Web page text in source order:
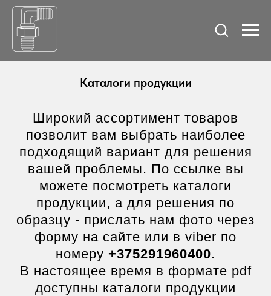
Каталоги продукции
Широкий ассортимент товаров
позволит вам выбрать наиболее
подходящий вариант для решения
вашей проблемы. По ссылке вы
можете посмотреть каталоги
продукции, а для решения по
образцу - прислать нам фото через
форму на сайте или в viber по
номеру +375291960400.
В настоящее время в формате pdf
доступны каталоги продукции